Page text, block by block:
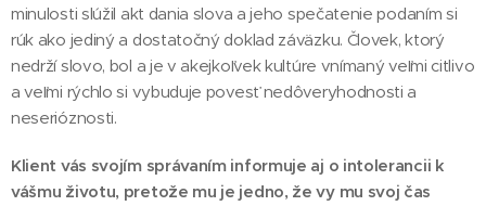
minulosti slúžil akt dania slova a jeho spečatenie podaním si
rúk ako jediný a dostatočný doklad záväzku. Človek, ktorý
nedrží slovo, bol a je v akejkoľvek kultúre vnímaný veľmi citlivo
a veľmi rýchlo si vybuduje povesť nedôveryhodnosti a
neserióznosti.
Klient vás svojím správaním informuje aj o intolerancii k
vášmu životu, pretože mu je jedno, že vy mu svoj čas